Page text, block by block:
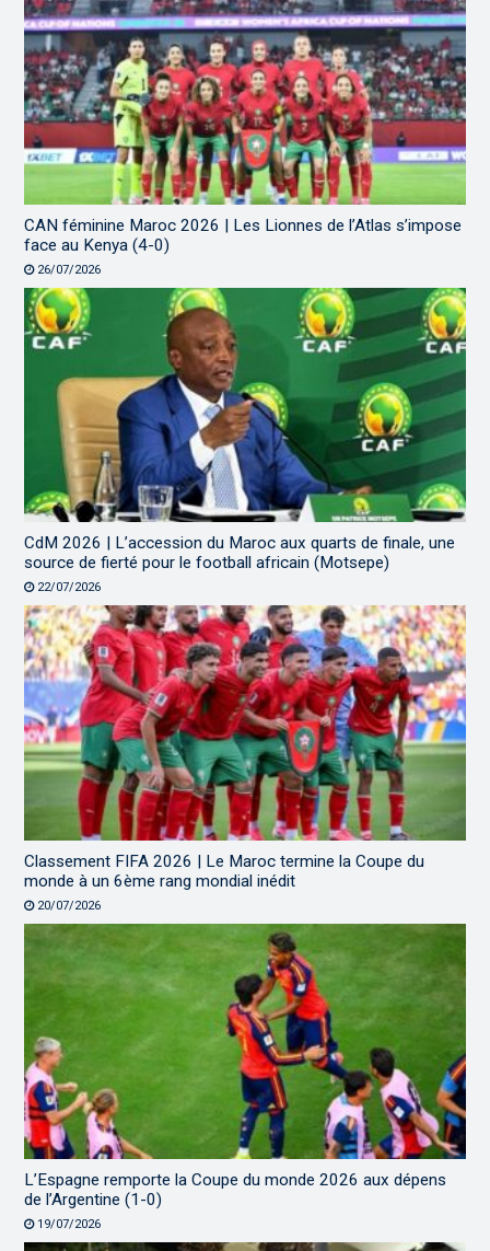
CAN féminine Maroc 2026 | Les Lionnes de l’Atlas s’impose
face au Kenya (4-0)
26/07/2026
CdM 2026 | L’accession du Maroc aux quarts de finale, une
source de fierté pour le football africain (Motsepe)
22/07/2026
Classement FIFA 2026 | Le Maroc termine la Coupe du
monde à un 6ème rang mondial inédit
20/07/2026
L’Espagne remporte la Coupe du monde 2026 aux dépens
de l’Argentine (1-0)
19/07/2026